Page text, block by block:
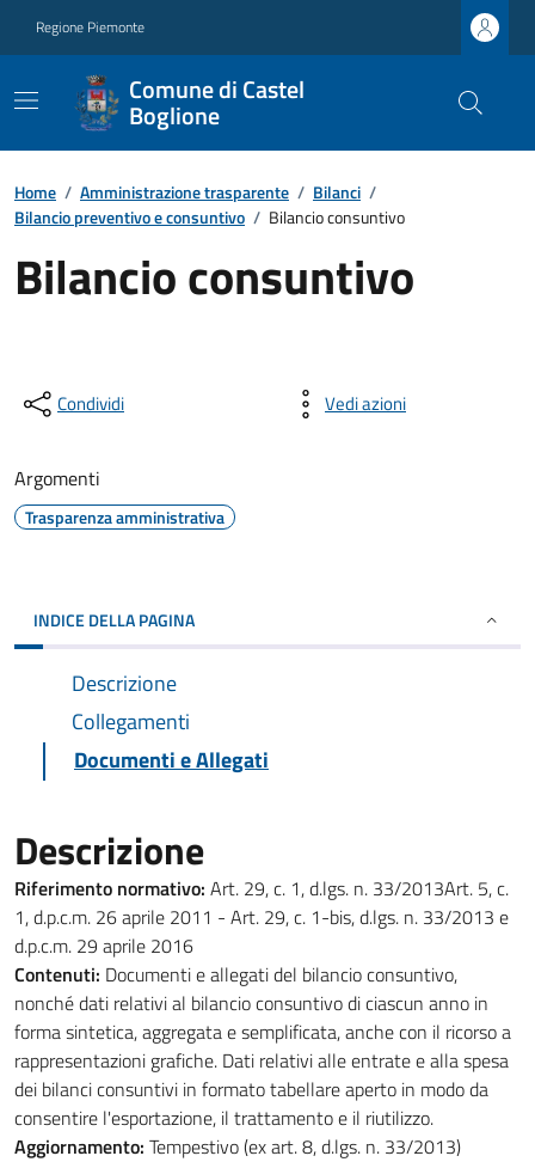
Regione Piemonte
Comune di Castel
Boglione
Home / Amministrazione trasparente / Bilanci /
Bilancio preventivo e consuntivo / Bilancio consuntivo
Bilancio consuntivo
Condividi Vedi azioni
Argomenti
Trasparenza amministrativa
INDICE DELLA PAGINA
Descrizione
Collegamenti
Documenti e Allegati
Descrizione
Riferimento normativo: Art. 29, c. 1, d.lgs. n. 33/2013Art. 5, c.
1, d.p.c.m. 26 aprile 2011 - Art. 29, c. 1-bis, d.lgs. n. 33/2013 e
d.p.c.m. 29 aprile 2016
Contenuti: Documenti e allegati del bilancio consuntivo,
nonché dati relativi al bilancio consuntivo di ciascun anno in
forma sintetica, aggregata e semplificata, anche con il ricorso a
rappresentazioni grafiche. Dati relativi alle entrate e alla spesa
dei bilanci consuntivi in formato tabellare aperto in modo da
consentire l'esportazione, il trattamento e il riutilizzo.
Aggiornamento: Tempestivo (ex art. 8, d.lgs. n. 33/2013)